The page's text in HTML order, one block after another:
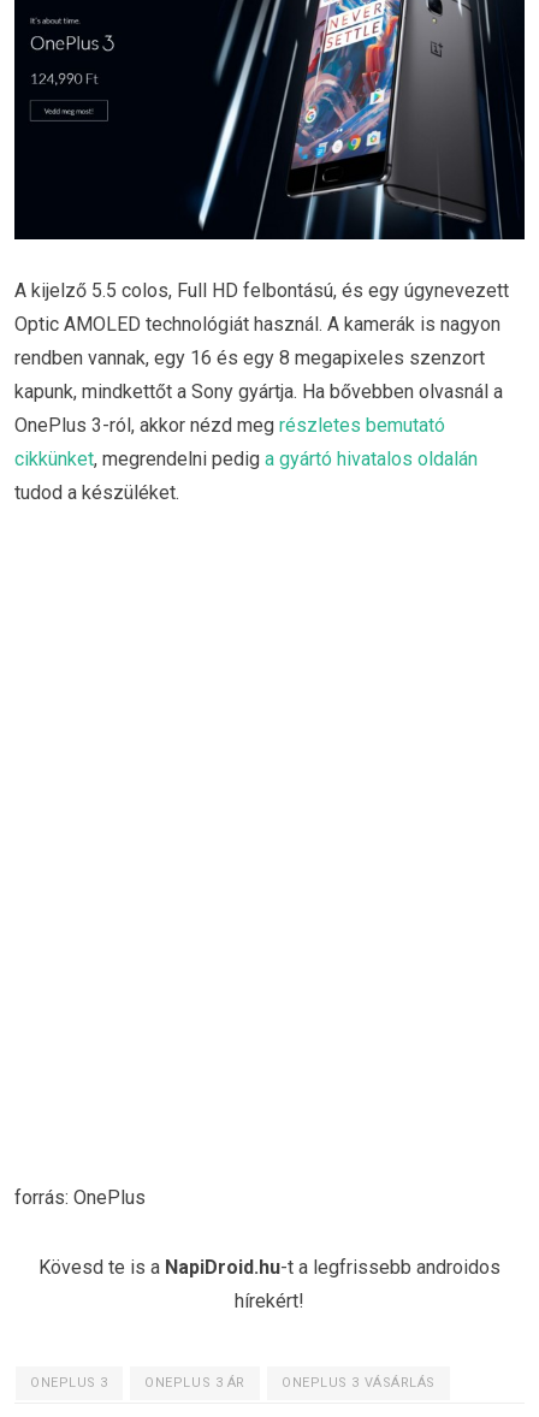
A kijelző 5.5 colos, Full HD felbontású, és egy úgynevezett
Optic AMOLED technológiát használ. A kamerák is nagyon
rendben vannak, egy 16 és egy 8 megapixeles szenzort
kapunk, mindkettőt a Sony gyártja. Ha bővebben olvasnál a
OnePlus 3-ról, akkor nézd meg részletes bemutató
cikkünket, megrendelni pedig a gyártó hivatalos oldalán
tudod a készüléket.
forrás: OnePlus
Kövesd te is a NapiDroid.hu-t a legfrissebb androidos
hírekért!
ONEPLUS 3 ONEPLUS 3 ÁR ONEPLUS 3 VÁSÁRLÁS